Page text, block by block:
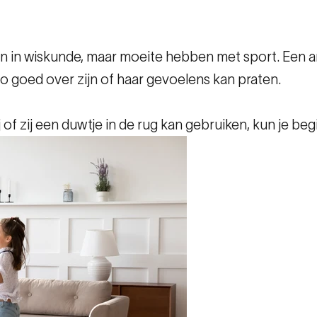
wiskunde, maar moeite hebben met sport. Een
goed over zijn of haar gevoelens kan praten.
zij een duwtje in de rug kan gebruiken, kun je